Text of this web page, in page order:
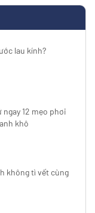
lau kính?
12 mẹo phơi
khô
không tì vết cùng